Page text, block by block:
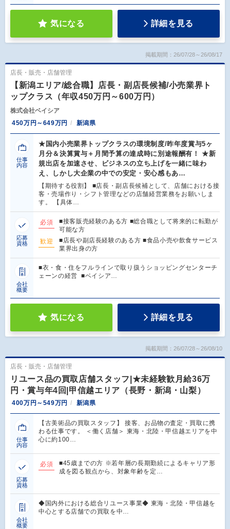
気になる 詳細を見る
掲載期間：26/07/28～26/08/17
店長・販売・店舗管理
【新潟エリア/総合職】店長・副店長候補/小売業界ト
ップクラス（年収450万円～600万円）
株式会社ベイシア
450万円～649万円
新潟県
仕事
内容
★国内小売業界トップクラスの環境制度/昨年度賞与5ヶ
月分＆決算賞与＋月間予算の達成時に別途報酬有！ ★新
規出店を加速させ、ビジネスの立ち上げを一緒に味わ
え、しかし大企業の中での安定・安心感もあ…
【期待する役割】 ■店長・副店長候補として、店舗における接
客・売場作り・シフト管理などの店舗経営業務をお願いしま
す。 【具体…
応募
資格
必須
■接客販売経験のある方 ■総合職として将来的に転勤が
可能な方
歓迎
■店長や副店長経験のある方 ■食品小売や飲食サービス
業界出身の方
会社
概要
■衣・食・住をフルラインで取り扱うショッピングセンターチ
ェーンの経営 ■ベイシア…
気になる 詳細を見る
掲載期間：26/07/28～26/08/10
店長・販売・店舗管理
リユース品の買取店舗スタッフ|★未経験歓月給36万
円・賞与年4回|甲信越エリア（長野・新潟・山梨）
400万円～549万円 新潟県
仕事
内容
【古美術品の買取スタッフ】 接客、お品物の査定・買取に携
わる仕事です。 ＜働く店舗＞ 東海・北陸・甲信越エリアを中
心に約100…
応募
資格
必須
■45歳までの方 ※若年層の長期勤続によるキャリア形
成を図る観点から、対象年齢を定…
会社
概要
◆国内外における総合リユース事業◆ 東海・北陸・甲信越を
中心とする店舗での買取を中…